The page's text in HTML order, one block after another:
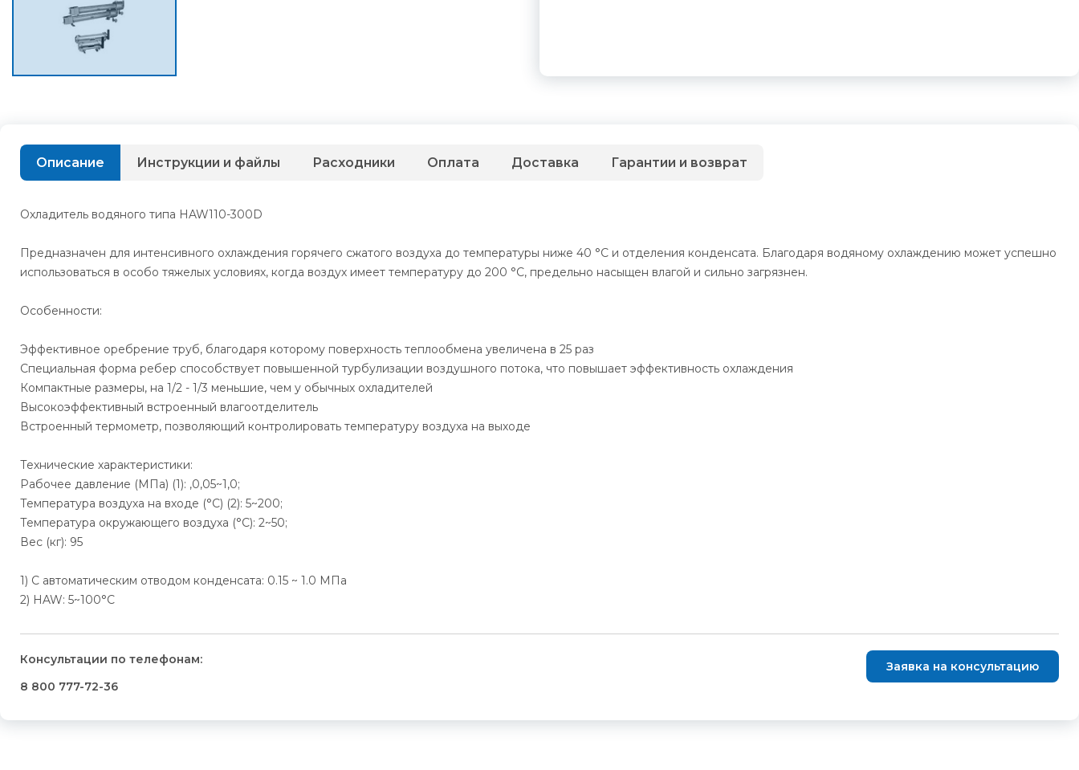
Описание
Охладитель водяного типа HAW110-300D
Предназначен для интенсивного охлаждения горячего сжатого воздуха до температуры ниже 40 °С и отделения конденсата. Благодаря водяному охлаждению может успешно
использоваться в особо тяжелых условиях, когда воздух имеет температуру до 200 °С, предельно насыщен влагой и сильно загрязнен.
Особенности:
Эффективное оребрение труб, благодаря которому поверхность теплообмена увеличена в 25 раз
Специальная форма ребер способствует повышенной турбулизации воздушного потока, что повышает эффективность охлаждения
Компактные размеры, на 1/2 - 1/3 меньшие, чем у обычных охладителей
Высокоэффективный встроенный влагоотделитель
Встроенный термометр, позволяющий контролировать температуру воздуха на выходе
Технические характеристики:
Рабочее давление (МПа) (1): ,0,05~1,0;
Температура воздуха на входе (°С) (2): 5~200;
Температура окружающего воздуха (°C): 2~50;
Вес (кг): 95
1) С автоматическим отводом конденсата: 0.15 ~ 1.0 МПа
2) HAW: 5~100°С
Инструкции и файлы Расходники Оплата Доставка Гарантии и возврат
Консультации по телефонам:
8 800 777-72-36
Заявка на консультацию